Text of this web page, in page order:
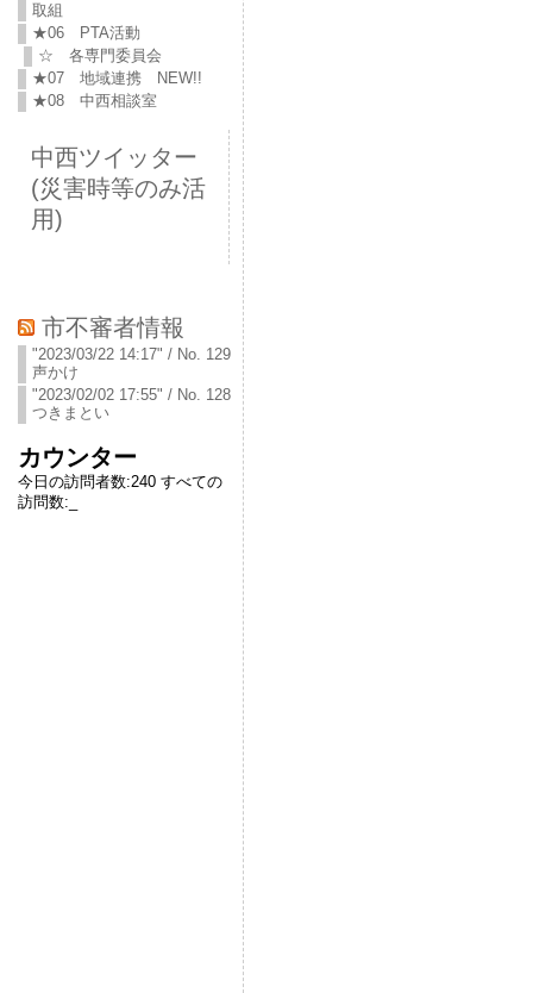
取組
★06 PTA活動
☆ 各専門委員会
★07 地域連携 NEW!!
★08 中西相談室
中西ツイッター
(災害時等のみ活
用)
市不審者情報
"2023/03/22 14:17" / No. 129
声かけ
"2023/02/02 17:55" / No. 128
つきまとい
カウンター
今日の訪問者数:240すべての
訪問数: